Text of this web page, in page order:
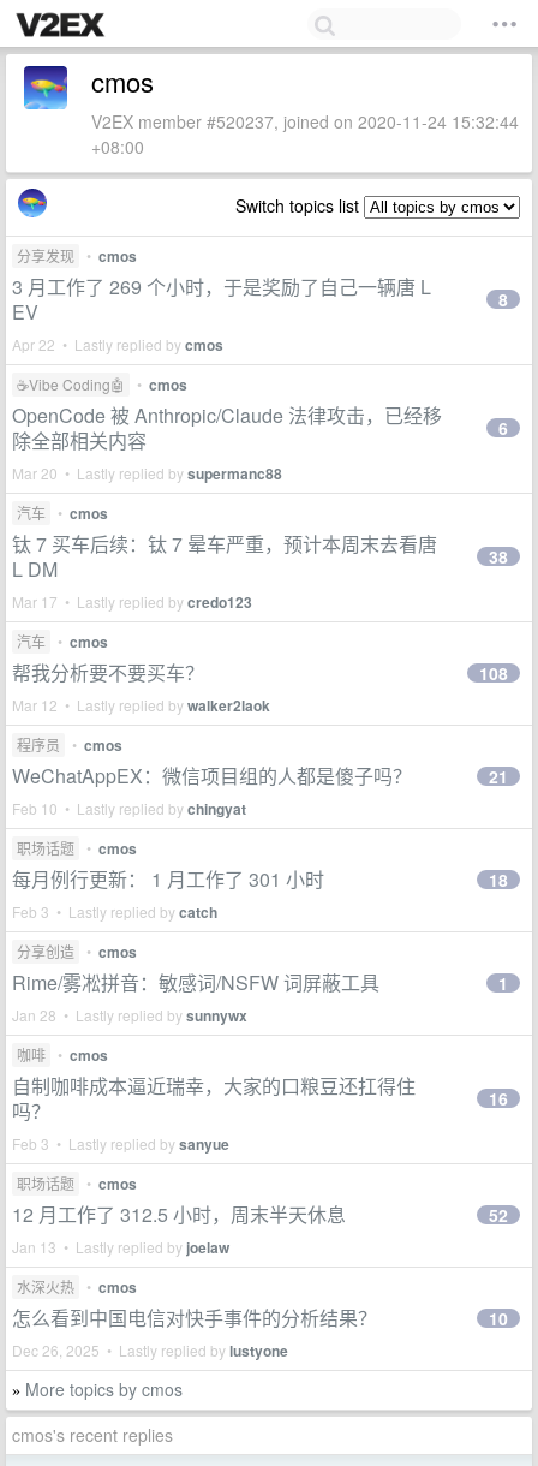
cmos
V2EX member #520237, joined on 2020-11-24 15:32:44
+08:00
Switch topics list
分享发现 • cmos
3 月工作了 269 个小时，于是奖励了自己一辆唐 L
EV
Apr 22 • Lastly replied bycmos
8
☕Vibe Coding🤖 • cmos
OpenCode 被 Anthropic/Claude 法律攻击，已经移
除全部相关内容
Mar 20 • Lastly replied bysupermanc88
6
汽车 • cmos
钛 7 买车后续：钛 7 晕车严重，预计本周末去看唐
L DM
Mar 17 • Lastly replied bycredo123
38
汽车 • cmos
帮我分析要不要买车？
Mar 12 • Lastly replied bywalker2laok
108
程序员 • cmos
WeChatAppEX：微信项目组的人都是傻子吗？
Feb 10 • Lastly replied bychingyat
21
职场话题 • cmos
每月例行更新： 1 月工作了 301 小时
Feb 3 • Lastly replied bycatch
18
分享创造 • cmos
Rime/雾凇拼音：敏感词/NSFW 词屏蔽工具
Jan 28 • Lastly replied bysunnywx
1
咖啡 • cmos
自制咖啡成本逼近瑞幸，大家的口粮豆还扛得住
吗？
Feb 3 • Lastly replied bysanyue
16
职场话题 • cmos
12 月工作了 312.5 小时，周末半天休息
Jan 13 • Lastly replied by joelaw
52
水深火热 • cmos
怎么看到中国电信对快手事件的分析结果？
Dec 26, 2025 • Lastly replied bylustyone
10
» More topics by cmos
cmos's recent replies